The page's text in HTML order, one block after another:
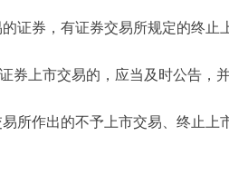
证券，有证券交易所规定的终止
券上市交易的，应当及时公告，
所作出的不予上市交易、终止上